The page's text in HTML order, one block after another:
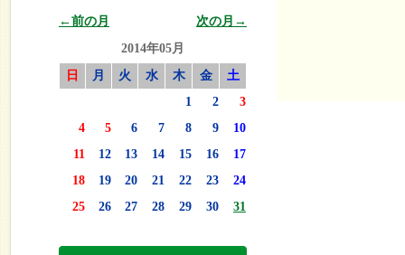
←前の月
次の月→
2014年05月
日
月 火 水 木 金
土
1
2
3
4
5 6 7 8 9
10
11
12 13 14 15 16
17
18
19 20 21 22 23
24
25
26 27 28 29 30 31